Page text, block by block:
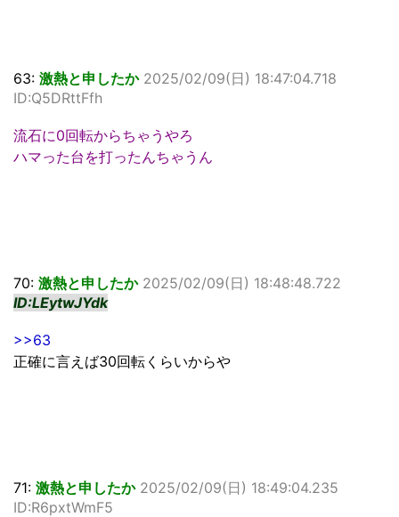
63: 激熱と申したか 2025/02/09(日) 18:47:04.718
ID:Q5DRttFfh
流石に0回転からちゃうやろ
ハマった台を打ったんちゃうん
70: 激熱と申したか 2025/02/09(日) 18:48:48.722
ID:LEytwJYdk
>>63
正確に言えば30回転くらいからや
71: 激熱と申したか 2025/02/09(日) 18:49:04.235
ID:R6pxtWmF5